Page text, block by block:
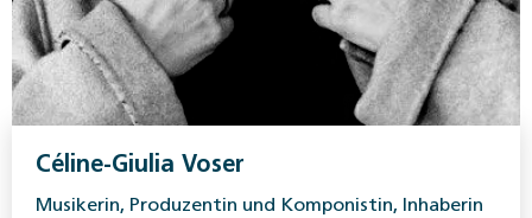
Céline-Giulia Voser
Musikerin, Produzentin und Komponistin, Inhaberin